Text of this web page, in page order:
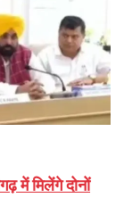
में मिलेंगे दोनों